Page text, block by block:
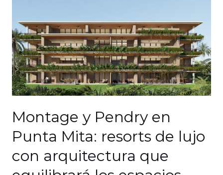
Montage y Pendry en
Punta Mita: resorts de lujo
con arquitectura que